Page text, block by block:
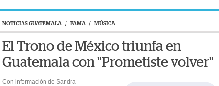
NOTICIAS GUATEMALA / FAMA / MÚSICA
El Trono de México triunfa en
Guatemala con "Prometiste volver"
Con información de Sandra